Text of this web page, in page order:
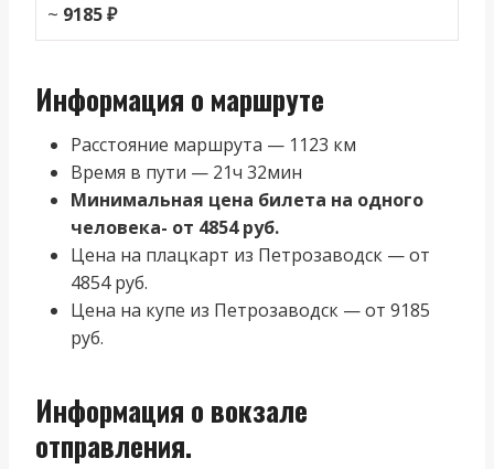
~ 9185 ₽
Информация о маршруте
Расстояние маршрута — 1123 км
Время в пути — 21ч 32мин
Минимальная цена билета на одного
человека- от 4854 руб.
Цена на плацкарт из Петрозаводск — от
4854 руб.
Цена на купе из Петрозаводск — от 9185
руб.
Информация о вокзале
отправления.